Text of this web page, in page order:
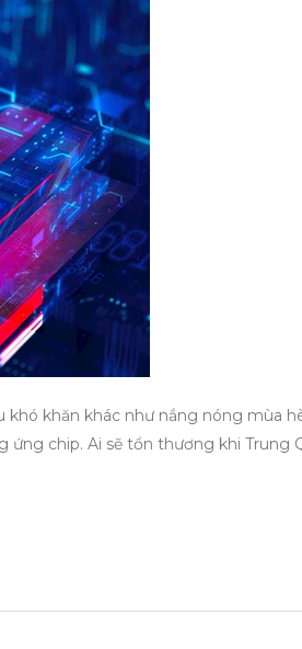
khăn khác như nắng nóng mùa
ứng chip. Ai sẽ tổn thương khi Trung